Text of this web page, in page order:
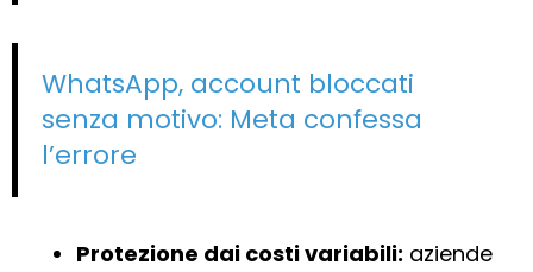
WhatsApp, account bloccati
senza motivo: Meta confessa
l’errore
Protezione dai costi variabili: aziende